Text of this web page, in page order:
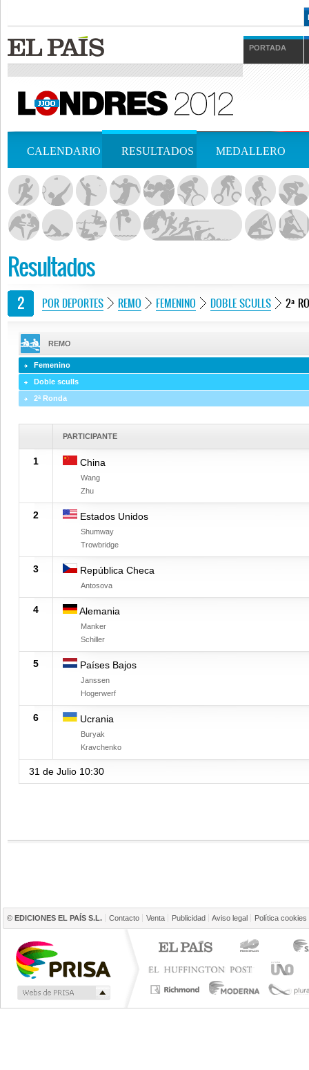
PORTADA
CALENDARIO RESULTADOS MEDALLERO
Resultados
POR DEPORTES REMO FEMENINO DOBLE SCULLS 2ª
REMO
Femenino
Doble sculls
2ª Ronda
PARTICIPANTE
1 China
Wang
Zhu
2 Estados Unidos
Shumway
Trowbridge
3 República Checa
Antosova
4 Alemania
Manker
Schiller
5 Países Bajos
Janssen
Hogerwerf
6 Ucrania
Buryak
Kravchenko
31 de Julio 10:30
© EDICIONES EL PAÍS S.L. Contacto Venta Publicidad Aviso legal Política cookies